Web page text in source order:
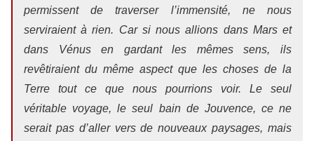
permissent de traverser l’immensité, ne nous
serviraient à rien. Car si nous allions dans Mars et
dans Vénus en gardant les mêmes sens, ils
revêtiraient du même aspect que les choses de la
Terre tout ce que nous pourrions voir. Le seul
véritable voyage, le seul bain de Jouvence, ce ne
serait pas d’aller vers de nouveaux paysages, mais